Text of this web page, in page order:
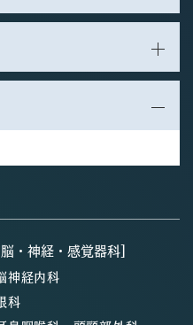
・神経・感覚器科]
神経内科
科